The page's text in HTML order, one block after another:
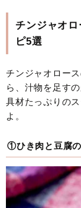
チンジャオ
ピ5選
チンジャオロー
ら、汁物を足す
具材たっぷりの
よ。
①ひき肉と豆腐